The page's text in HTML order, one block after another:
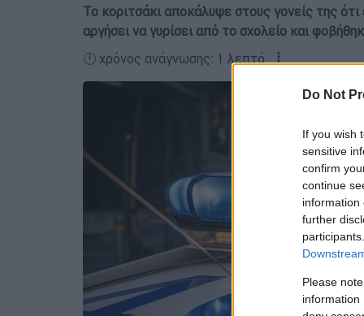
Do Not
If you wish
sensitive
confirm
continue
information
further
Please
information
Το κοριτσάκι αποκάλυψε στους γονείς της ότι
αργήσει να γυρίσει από το σχολείο και
🕛 χρόνος ανάγνωσης: 1 λεπτό ┋